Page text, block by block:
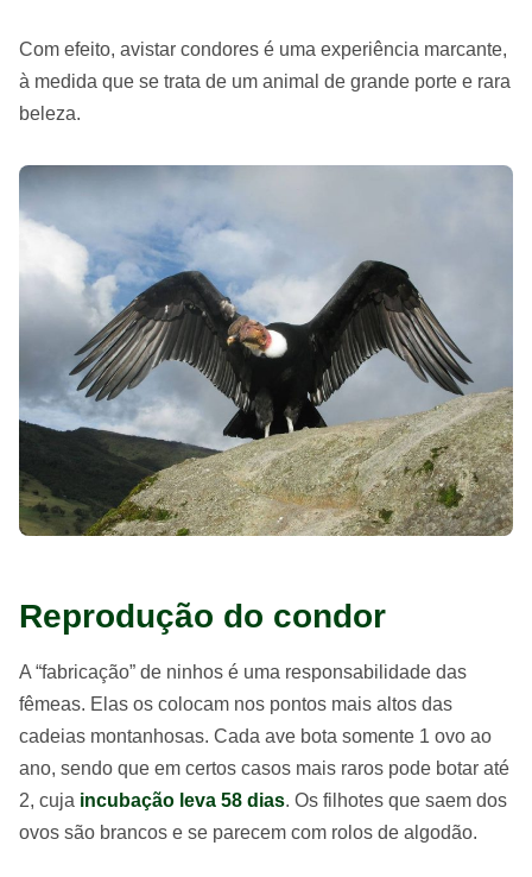
Com efeito, avistar condores é uma experiência marcante,
à medida que se trata de um animal de grande porte e rara
beleza.
Reprodução do condor
A “fabricação” de ninhos é uma responsabilidade das
fêmeas. Elas os colocam nos pontos mais altos das
cadeias montanhosas. Cada ave bota somente 1 ovo ao
ano, sendo que em certos casos mais raros pode botar até
2, cuja incubação leva 58 dias. Os filhotes que saem dos
ovos são brancos e se parecem com rolos de algodão.